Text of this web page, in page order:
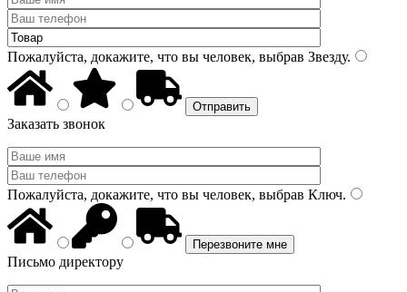
Пожалуйста, докажите, что вы человек, выбрав Звезду.
Заказать звонок
Пожалуйста, докажите, что вы человек, выбрав Ключ.
Письмо директору